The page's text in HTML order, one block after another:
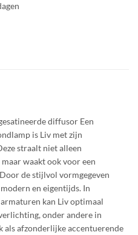
diffusor Een
is Liv met zijn
straalt niet alleen
waakt ook voor een
de stijlvol vormgegeven
en eigentijds. In
kan Liv optimaal
onder andere in
als afzonderlijke accentuerende